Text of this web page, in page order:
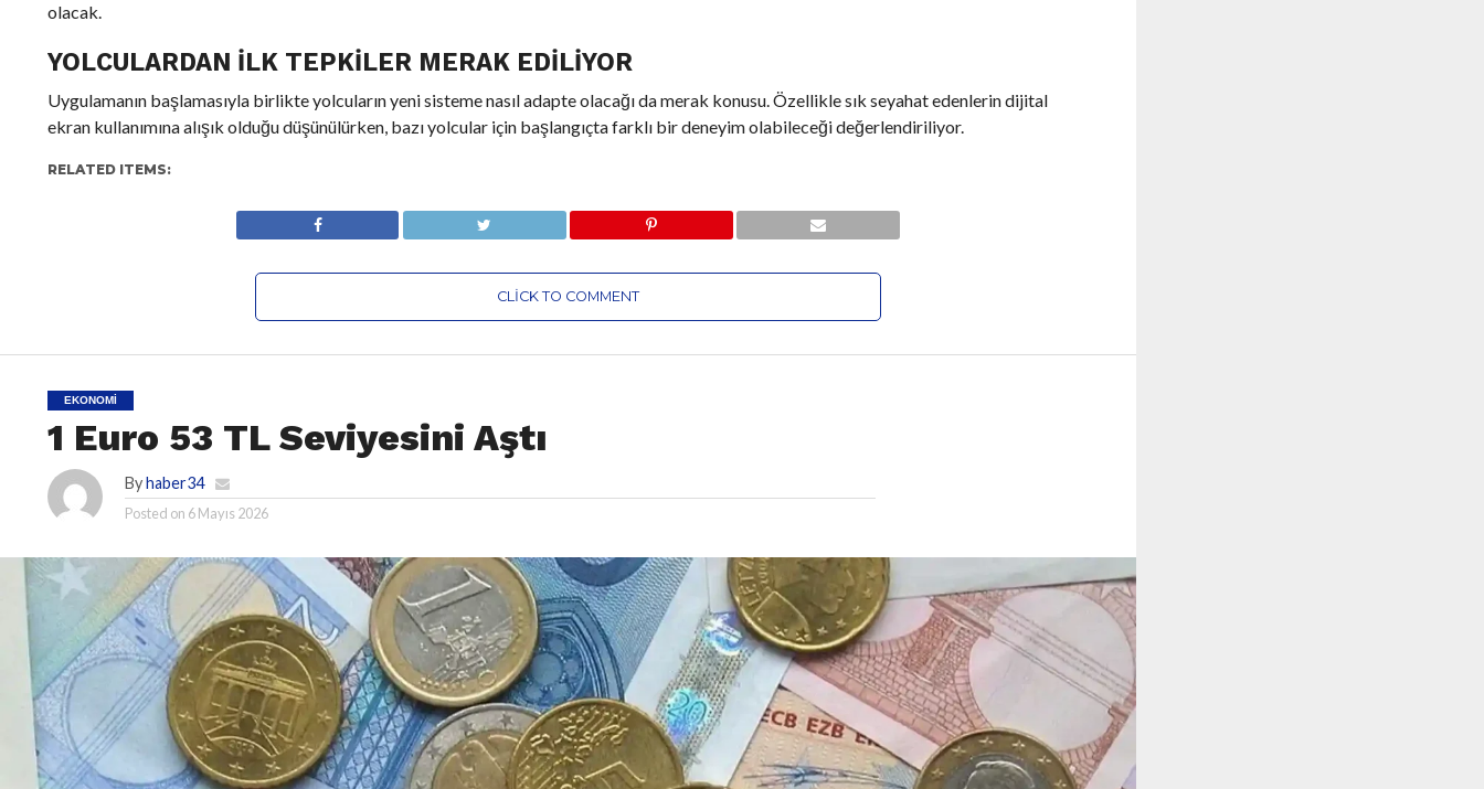
olacak.
YOLCULARDAN İLK TEPKILER MERAK EDILIYOR
Uygulamanın başlamasıyla birlikte yolcuların yeni sisteme nasıl adapte olacağı da merak konusu. Özellikle sık seyahat edenlerin dijital
ekran kullanımına alışık olduğu düşünülürken, bazı yolcular için başlangıçta farklı bir deneyim olabileceği değerlendiriliyor.
RELATED ITEMS:
CLICK TO COMMENT
EKONOMI
1 Euro 53 TL Seviyesini Aştı
Byhaber34
Posted on 6 Mayıs 2026